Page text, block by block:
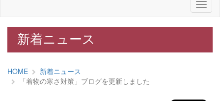
メ
ニ
ュ
新着ニュース
HOME
新着ニュース
「着物の寒さ対策」ブログを更新しました